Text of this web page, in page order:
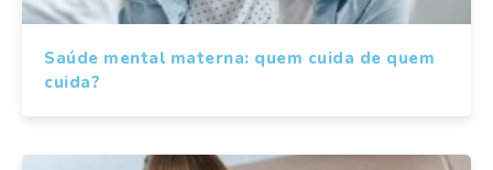
Saúde mental materna: quem cuida de quem
cuida?